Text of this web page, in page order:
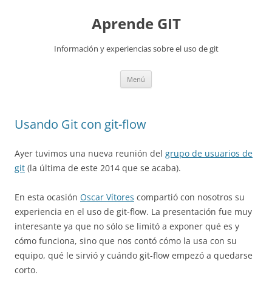
Aprende GIT
Información y experiencias sobre el uso de git
Menú
Usando Git con git-flow
Ayer tuvimos una nueva reunión del grupo de usuarios de
git (la última de este 2014 que se acaba).
En esta ocasión Oscar Vítores compartió con nosotros su
experiencia en el uso de git-flow. La presentación fue muy
interesante ya que no sólo se limitó a exponer qué es y
cómo funciona, sino que nos contó cómo la usa con su
equipo, qué le sirvió y cuándo git-flow empezó a quedarse
corto.